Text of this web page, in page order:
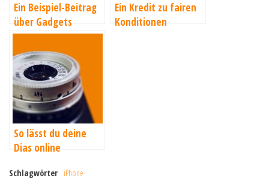
Ein Beispiel-Beitrag
über Gadgets
Ein Kredit zu fairen
Konditionen
So lässt du deine
Dias online
Schlagwörter iPhone